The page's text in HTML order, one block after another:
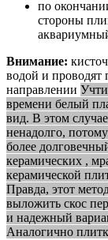
по
стороны
Внимание:
водой и проводят
направлении
времени белый
вид. В этом
ненадолго,
более
керамических ,
керамической
Правда, этот
выложить скос
и надежный
Аналогично